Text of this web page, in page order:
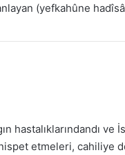
(yefkahûne
hastalıklarındandı
etmeleri, cahiliye